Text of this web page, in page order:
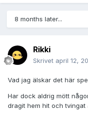
8 months later...
Rikki
Skrivet april 12,
Vad jag älskar det här
Har dock aldrig mött
dragit hem hit och tvingat